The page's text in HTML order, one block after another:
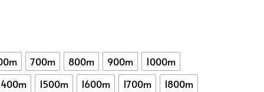
700m 800m 900m
1000m
1500m 1600m 1700m
1800m